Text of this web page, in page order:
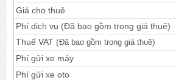
Giá cho thuê
Phí dịch vụ (Đã bao gồm trong giá thuê)
Thuế VAT (Đã bao gồm trong giá thuê)
Phí gửi xe máy
Phí gửi xe oto